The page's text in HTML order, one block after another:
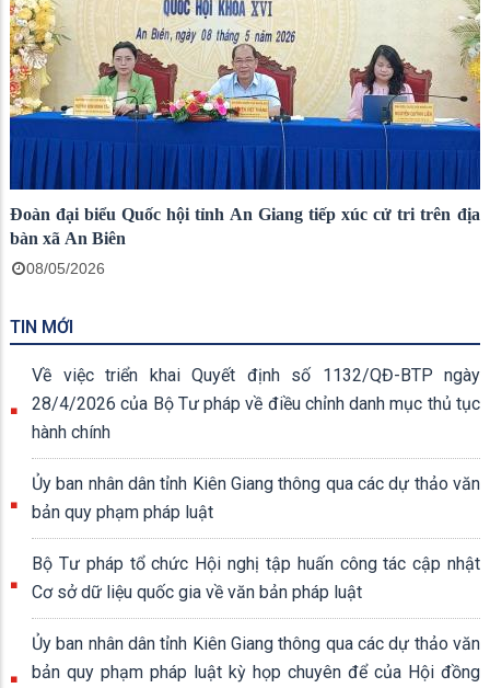
Đoàn đại biểu Quốc hội tỉnh An Giang tiếp xúc cử tri trên địa
bàn xã An Biên
08/05/2026
TIN MỚI
Về việc triển khai Quyết định số 1132/QĐ-BTP ngày
28/4/2026 của Bộ Tư pháp về điều chỉnh danh mục thủ tục
hành chính
Ủy ban nhân dân tỉnh Kiên Giang thông qua các dự thảo văn
bản quy phạm pháp luật
Bộ Tư pháp tổ chức Hội nghị tập huấn công tác cập nhật
Cơ sở dữ liệu quốc gia về văn bản pháp luật
Ủy ban nhân dân tỉnh Kiên Giang thông qua các dự thảo văn
bản quy phạm pháp luật kỳ họp chuyên để của Hội đồng